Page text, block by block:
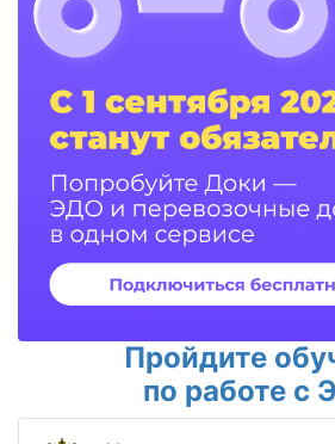
Пройдите
по работе с